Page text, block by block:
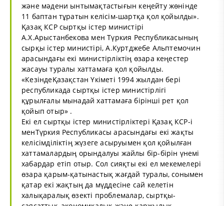
және мәдени ынтымақтастығын кеңейту жөнінде
11 баптан тұратын келісім-шартқа қол қойылды».
Қазақ КСР сыртқы істер министірі
А.Х.Арыстанбекова мен Түркия Республикасының
сырқы істер министірі, А.Куртджебе Альптемочин
арасындағы екі министірліктің өзара кеңестер
жасауы туралы хаттамаға қол қойылды.
«КезіндеҚазақстан Үкіметі 1994 жылдан бері
республикада сыртқы істер министірлігі
құрылғалы мынадай хаттамаға бірінші рет қол
қойып отыр» .
Екі ел сыртқы істер министірліктері Қазақ КСР-і
менТүркия Республикасы арасындағы екі жақты
келісімділіктің жүзеге асыруымен қол қойылған
хаттамалардың орындалуы жайлы бір-бірін үнемі
хабардар етіп отыр. Сол сияқты екі ел мекемелері
өзара қарым-қатынастық жағдай туралы, сонымен
қатар екі жақтың да мүддесіне сай келетін
халықаралық өзекті проблемалар, сыртқы-